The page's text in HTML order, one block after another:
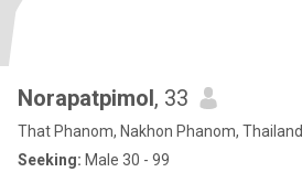
Norapatpimol, 33
That Phanom, Nakhon Phanom, Thailand
Seeking: Male 30 - 99